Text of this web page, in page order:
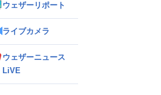
ウェザーリポート
ライブカメラ
ウェザーニュース
LiVE